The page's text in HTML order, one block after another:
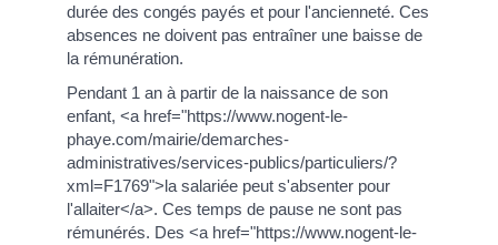
durée des congés payés et pour l'ancienneté. Ces
absences ne doivent pas entraîner une baisse de
la rémunération.
Pendant 1 an à partir de la naissance de son
enfant, <a href="https://www.nogent-le-
phaye.com/mairie/demarches-
administratives/services-publics/particuliers/?
xml=F1769">la salariée peut s'absenter pour
l'allaiter</a>. Ces temps de pause ne sont pas
rémunérés. Des <a href="https://www.nogent-le-